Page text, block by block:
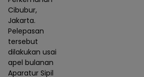
Cibubur,
Jakarta.
Pelepasan
tersebut
dilakukan usai
apel bulanan
Aparatur Sipil